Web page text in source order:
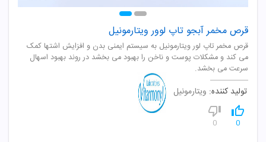
قرص مخمر آبجو تاپ لوور ویتارمونیل
قرص مخمر تاپ لور ویتارمونیل به سیستم ایمنی بدن و افزایش اشتها کمک
می کند و مشکلات پوست و ناخن را بهبود می بخشد در روند بهبود اسهال
سرعت می بخشد.
تولید کننده: ویتارمونیل
0
0